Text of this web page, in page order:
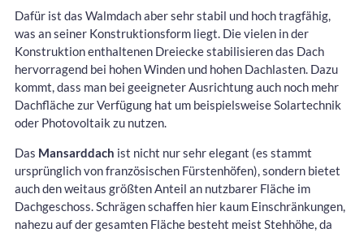
Dafür ist das Walmdach aber sehr stabil und hoch tragfähig,
was an seiner Konstruktionsform liegt. Die vielen in der
Konstruktion enthaltenen Dreiecke stabilisieren das Dach
hervorragend bei hohen Winden und hohen Dachlasten. Dazu
kommt, dass man bei geeigneter Ausrichtung auch noch mehr
Dachfläche zur Verfügung hat um beispielsweise Solartechnik
oder Photovoltaik zu nutzen.
Das Mansarddach ist nicht nur sehr elegant (es stammt
ursprünglich von französischen Fürstenhöfen), sondern bietet
auch den weitaus größten Anteil an nutzbarer Fläche im
Dachgeschoss. Schrägen schaffen hier kaum Einschränkungen,
nahezu auf der gesamten Fläche besteht meist Stehhöhe, da